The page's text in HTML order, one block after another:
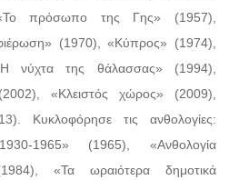
πρόσωπο της Γης» (1957),
(1970), «Κύπρος» (1974),
νύχτα της θάλασσας» (1994),
«Κλειστός χώρος» (2009),
Κυκλοφόρησε τις ανθολογίες:
1965» (1965), «Ανθολογία
«Τα ωραιότερα δημοτικά